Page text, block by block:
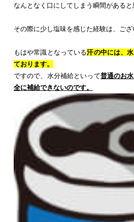
なんとなく口にしてしまう瞬間があると
その際に少し塩味を感じた経験は、ござ
もはや常識となっている汗の中には、
ております。
ですので、水分補給といって普通のお
全に補給できないのです。